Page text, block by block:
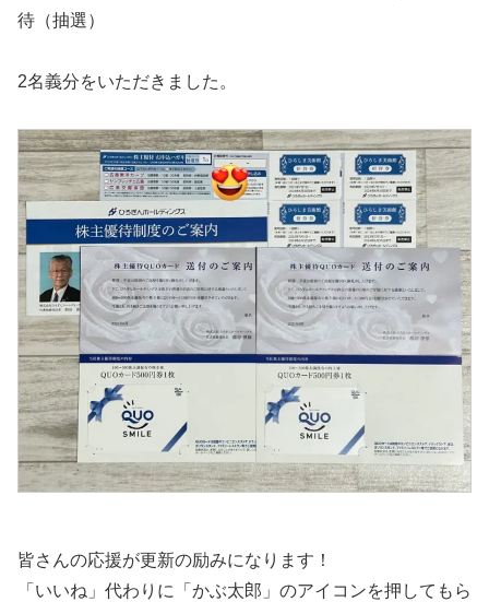
待（抽選）
2名義分をいただきました。
皆さんの応援が更新の励みになります！
「いいね」代わりに「かぶ太郎」のアイコンを押してもら